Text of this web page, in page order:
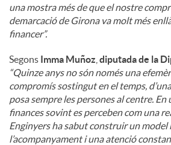
una mostra més de que el nostre
demarcació de Girona va molt més
financer”.
Segons Imma Muñoz diputada de la
“Quinze anys no són només una
compromís sostingut en el temps,
posa sempre les persones al centre.
finances sovint es perceben com una
Enginyers ha sabut construir un model
l’acompanyament i una atenció